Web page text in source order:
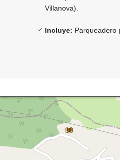
Villanova).
Incluye: Parqueadero